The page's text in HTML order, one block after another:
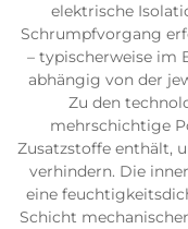
elektrische
Schrumpfvorgang
– typischerweise im
abhängig von der
Zu den
mehrschichtige
Zusatzstoffe enthält,
verhindern. Die
eine
Schicht